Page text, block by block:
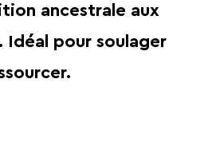
ancestrale aux
pour soulager